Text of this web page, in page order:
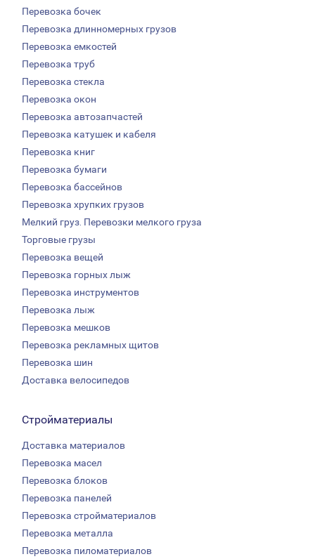
Перевозка бочек
Перевозка длинномерных грузов
Перевозка емкостей
Перевозка труб
Перевозка стекла
Перевозка окон
Перевозка автозапчастей
Перевозка катушек и кабеля
Перевозка книг
Перевозка бумаги
Перевозка бассейнов
Перевозка хрупких грузов
Мелкий груз. Перевозки мелкого груза
Торговые грузы
Перевозка вещей
Перевозка горных лыж
Перевозка инструментов
Перевозка лыж
Перевозка мешков
Перевозка рекламных щитов
Перевозка шин
Доставка велосипедов
Стройматериалы
Доставка материалов
Перевозка масел
Перевозка блоков
Перевозка панелей
Перевозка стройматериалов
Перевозка металла
Перевозка пиломатериалов